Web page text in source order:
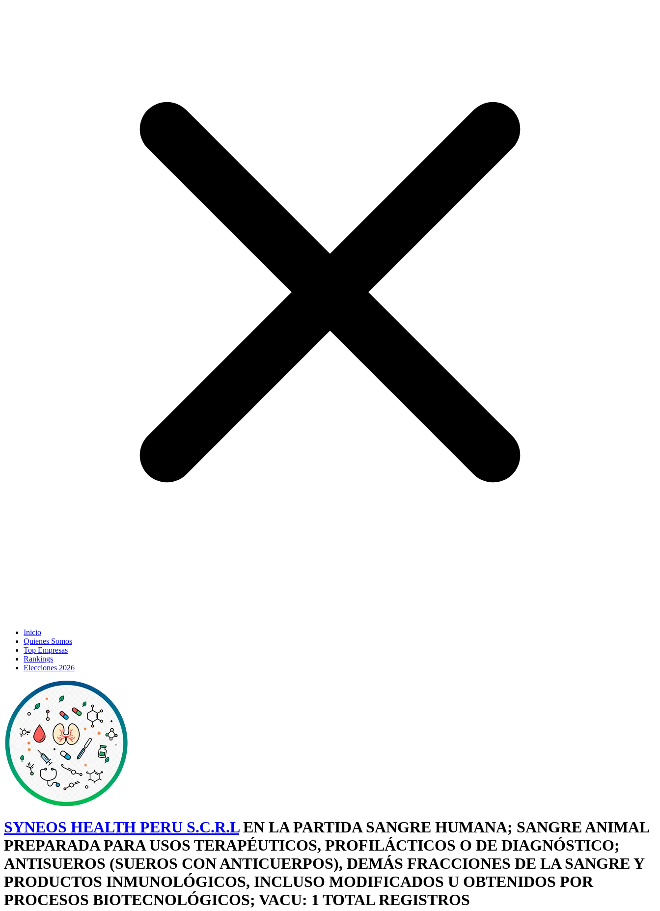
Inicio
Quienes Somos
Top Empresas
Rankings
Elecciones 2026
SYNEOS HEALTH PERU S.C.R.LEN LA PARTIDA SANGRE HUMANA; SANGRE ANIMAL
PREPARADA PARA USOS TERAPÉUTICOS, PROFILÁCTICOS O DE DIAGNÓSTICO;
ANTISUEROS (SUEROS CON ANTICUERPOS), DEMÁS FRACCIONES DE LA SANGRE Y
PRODUCTOS INMUNOLÓGICOS, INCLUSO MODIFICADOS U OBTENIDOS POR
PROCESOS BIOTECNOLÓGICOS; VACU: 1 TOTAL REGISTROS